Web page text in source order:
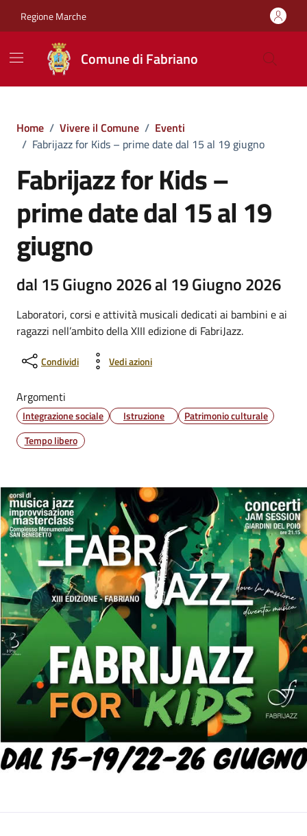
Regione Marche
Comune di Fabriano
Home / Vivere il Comune / Eventi
/ Fabrijazz for Kids – prime date dal 15 al 19 giugno
Fabrijazz for Kids –
prime date dal 15 al 19
giugno
dal 15 Giugno 2026 al 19 Giugno 2026
Laboratori, corsi e attività musicali dedicati ai bambini e ai
ragazzi nell’ambito della XIII edizione di FabriJazz.
Condividi Vedi azioni
Argomenti
Integrazione sociale Istruzione
Patrimonio culturale
Tempo libero